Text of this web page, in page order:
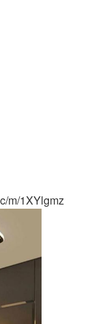
m/1XYlgmz